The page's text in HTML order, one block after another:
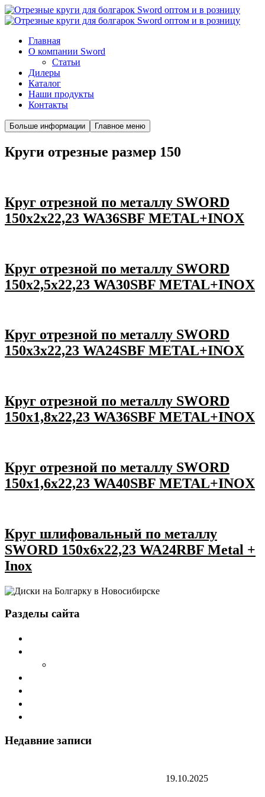
Главная
О компании Sword
Cтатьи
Дилеры
Каталог
Наши продукты
Контакты
Больше информации Главное меню
Круги отрезные размер 150
Круг отрезной по металлу SWORD
150х2х22,23 WA36SBF METAL+INOX
Круг отрезной по металлу SWORD
150х2,5х22,23 WA30SBF METAL+INOX
Круг отрезной по металлу SWORD
150х3х22,23 WA24SBF METAL+INOX
Круг отрезной по металлу SWORD
150х1,8х22,23 WA36SBF METAL+INOX
Круг отрезной по металлу SWORD
150х1,6х22,23 WA40SBF METAL+INOX
Круг шлифовальный по металлу
SWORD 150х6х22,23 WA24RBF Metal +
Inox
Разделы сайта
Недавние записи
19.10.2025